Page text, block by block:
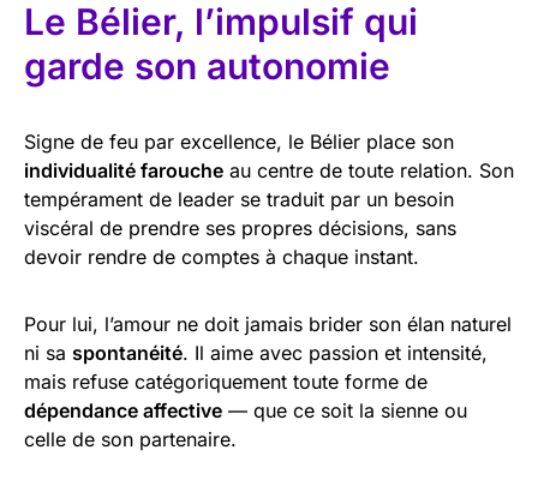
Le Bélier, l’impulsif qui
garde son autonomie
Signe de feu par excellence, le Bélier place son
individualité farouche au centre de toute relation. Son
tempérament de leader se traduit par un besoin
viscéral de prendre ses propres décisions, sans
devoir rendre de comptes à chaque instant.
Pour lui, l’amour ne doit jamais brider son élan naturel
ni sa spontanéité. Il aime avec passion et intensité,
mais refuse catégoriquement toute forme de
dépendance affective — que ce soit la sienne ou
celle de son partenaire.